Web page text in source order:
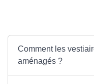
Comment les
aménagés ?